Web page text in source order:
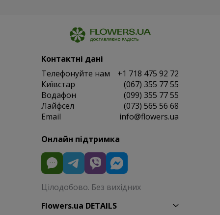
Контактні дані
Телефонуйте нам
+1 718 475 92 72
Київстар
(067) 355 77 55
Водафон
(099) 355 77 55
Лайфсел
(073) 565 56 68
Email
info@flowers.ua
Онлайн підтримка
Цілодобово. Без вихідних
Flowers.ua DETAILS